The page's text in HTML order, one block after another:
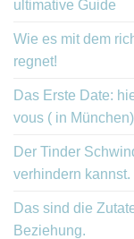
ultimative Guide
Wie es mit dem
regnet!
Das Erste Date:
vous ( in
Der Tinder
verhindern kannst.
Das sind die
Beziehung.